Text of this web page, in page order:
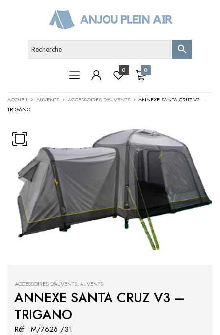
0 0
ACCUEIL AUVENTS ACCESSOIRES D'AUVENTS
ANNEXE SANTA CRUZ V3 –
TRIGANO
ACCESSOIRES D'AUVENTS,AUVENTS
ANNEXE SANTA CRUZ V3 –
TRIGANO
Réf : M/7626 /31